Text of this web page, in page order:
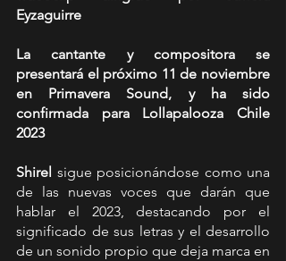
Eyzaguirre
La cantante y compositora se
presentará el próximo 11 de noviembre
en Primavera Sound, y ha sido
confirmada para Lollapalooza Chile
2023
Shirel sigue posicionándose como una
de las nuevas voces que darán que
hablar el 2023, destacando por el
significado de sus letras y el desarrollo
de un sonido propio que deja marca en